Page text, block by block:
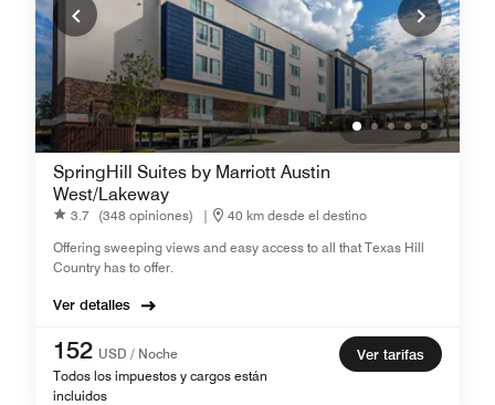
SpringHill Suites by Marriott Austin
West/Lakeway
3.7 (348 opiniones) |
40 km desde el destino
Offering sweeping views and easy access to all that Texas Hill
Country has to offer.
Ver detalles
152 USD / Noche
Todos los impuestos y cargos están
incluidos
Ver tarifas